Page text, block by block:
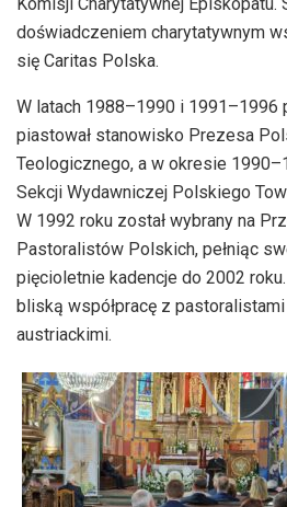
doświadczeniem charytatywnym
się Caritas Polska.
W latach 1988–1990 i 1991–1996
piastował stanowisko Prezesa
Teologicznego, a w okresie
Sekcji Wydawniczej Polskiego
W 1992 roku został wybrany na
Pastoralistów Polskich, pełniąc
pięcioletnie kadencje do 2002
bliską współpracę z
austriackimi.